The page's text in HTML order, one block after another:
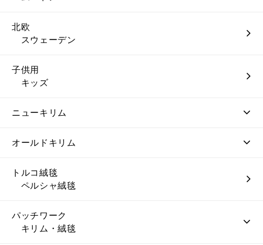
北欧
スウェーデン
子供用
キッズ
ニューキリム
オールドキリム
トルコ絨毯
ペルシャ絨毯
パッチワーク
キリム・絨毯